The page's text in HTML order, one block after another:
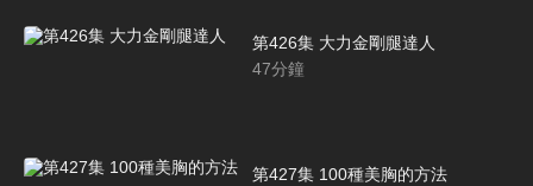
第426集 大力金剛腿達人
47分鐘
第427集 100種美胸的方法